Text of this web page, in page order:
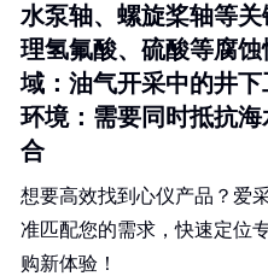
水泵轴、螺旋桨轴等
理氢氟酸、硫酸等腐
域：油气开采中的井
环境：需要同时抵抗
合
想要高效找到心仪产品？爱
准匹配您的需求，快速定位
购新体验！